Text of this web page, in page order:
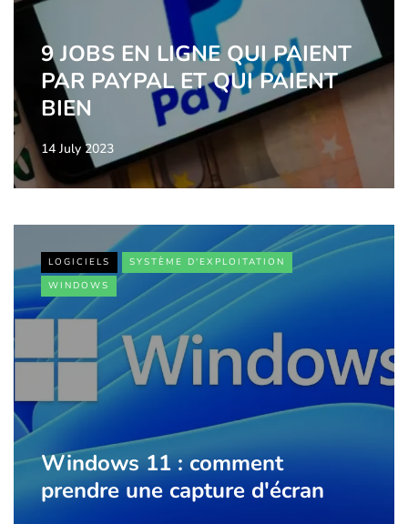
9 JOBS EN LIGNE QUI PAIENT
PAR PAYPAL ET QUI PAIENT
BIEN
14 July 2023
LOGICIELS
SYSTÈME D'EXPLOITATION
WINDOWS
Windows 11 : comment
prendre une capture d'écran